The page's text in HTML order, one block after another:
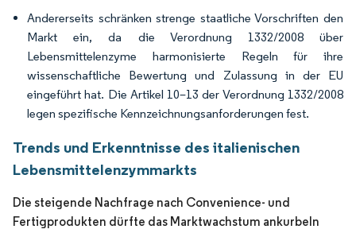
Andererseits schränken strenge staatliche Vorschriften den
Markt ein, da die Verordnung 1332/2008 über
Lebensmittelenzyme harmonisierte Regeln für ihre
wissenschaftliche Bewertung und Zulassung in der EU
eingeführt hat. Die Artikel 10–13 der Verordnung 1332/2008
legen spezifische Kennzeichnungsanforderungen fest.
Trends und Erkenntnisse des italienischen
Lebensmittelenzymmarkts
Die steigende Nachfrage nach Convenience- und
Fertigprodukten dürfte das Marktwachstum ankurbeln